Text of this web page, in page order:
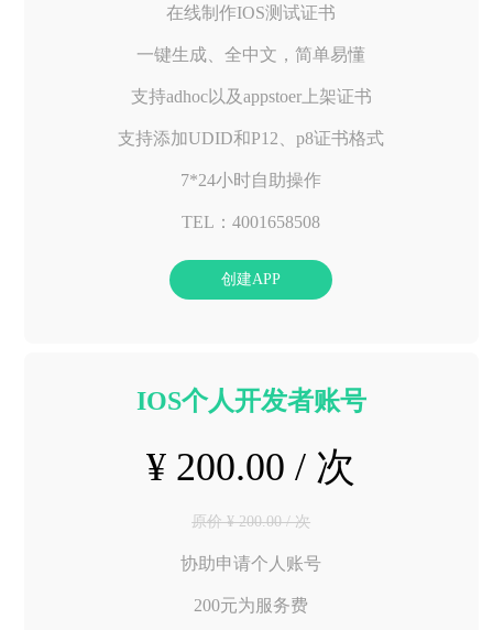
在线制作IOS测试证书
一键生成、全中文，简单易懂
支持adhoc以及appstoer上架证书
支持添加UDID和P12、p8证书格式
7*24小时自助操作
TEL：4001658508
创建APP
IOS个人开发者账号
¥ 200.00 / 次
原价 ¥ 200.00 / 次
协助申请个人账号
200元为服务费